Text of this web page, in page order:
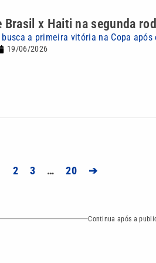
Brasil x Haiti na segunda
a primeira vitória na Copa
19/06/2026
2 3 … 20 ➔
Continua após a